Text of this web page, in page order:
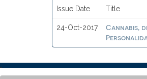
Issue Date Title
24-Oct-2017
Cannabis,